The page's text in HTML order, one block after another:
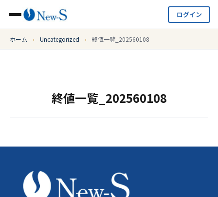
ログイン
ホーム › Uncategorized › 終値一覧_202560108
終値一覧_202560108